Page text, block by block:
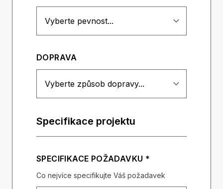
DOPRAVA
Specifikace projektu
SPECIFIKACE POŽADAVKU *
Co nejvíce specifikujte Váš požadavek